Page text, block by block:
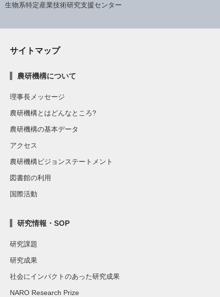
生物系特定産業技術研究支援センター
サイトマップ
農研機構について
理事長メッセージ
農研機構とはどんなところ?
農研機構の基本データ
アクセス
農研機構ビジョンステートメント
図書館の利用
国際活動
研究情報・SOP
研究課題
研究成果
社会にインパクトのあった研究成果
NARO Research Prize